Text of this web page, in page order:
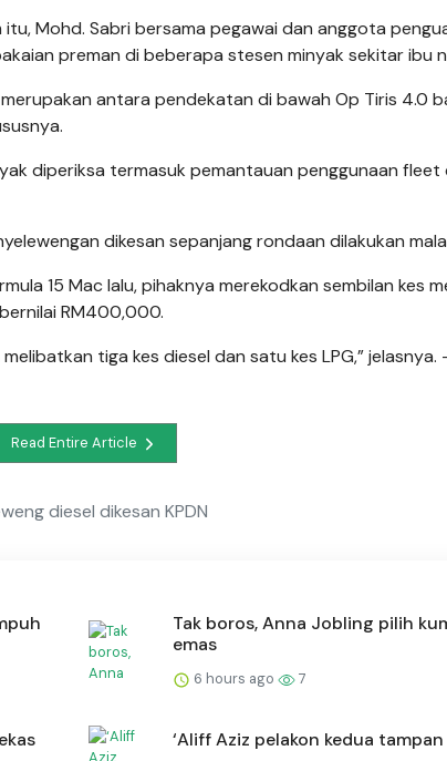
itu, Mohd. Sabri bersama pegawai dan anggota
preman di beberapa stesen minyak sekitar ibu
antara pendekatan di bawah Op Tiris 4.0
diperiksa termasuk pemantauan penggunaan
dikesan sepanjang rondaan dilakukan
15 Mac lalu, pihaknya merekodkan sembilan kes
RM400,000.
tiga kes diesel dan satu kes LPG,” jelasnya.
Read Entire Article
diesel dikesan KPDN
Tak boros, Anna Jobling pilih
emas
6 hours ago 7
‘Aliff Aziz pelakon kedua tampan